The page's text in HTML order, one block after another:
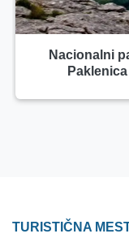
Nacionalni
Paklenica
TURISTIČNA